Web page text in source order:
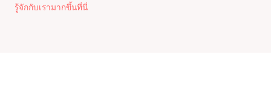
รู้จักกับเรามากขึ้นที่นี่